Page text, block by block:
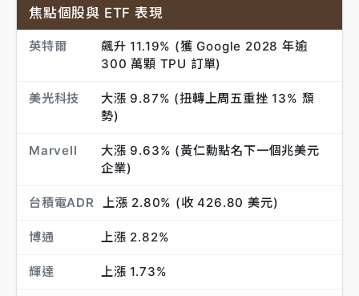
焦點個股與 ETF 表現
英特爾
飆升 11.19% (獲 Google 2028 年逾
300 萬顆 TPU 訂單)
美光科技
大漲 9.87% (扭轉上周五重挫 13% 頹
勢)
Marvell
大漲 9.63% (黃仁勳點名下一個兆美元
企業)
台積電ADR 上漲 2.80% (收 426.80 美元)
博通 上漲 2.82%
輝達 上漲 1.73%